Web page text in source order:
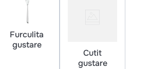
Furculita
gustare
Cutit
gustare